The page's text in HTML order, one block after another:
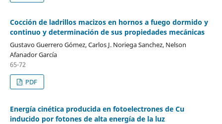
Cocción de ladrillos macizos en hornos a fuego dormido y
continuo y determinación de sus propiedades mecánicas
Gustavo Guerrero Gómez, Carlos J. Noriega Sanchez, Nelson
Afanador García
65-72
PDF
Energía cinética producida en fotoelectrones de Cu
inducido por fotones de alta energía de la luz